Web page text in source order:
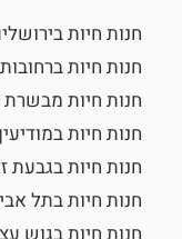
חנות חיות
חנות חיות ברחובות
חנות חיות מבשרת
חנות חיות
חנות חיות בגבעת
חנות חיות בתל